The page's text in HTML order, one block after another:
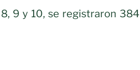
9 y 10, se registraron 384